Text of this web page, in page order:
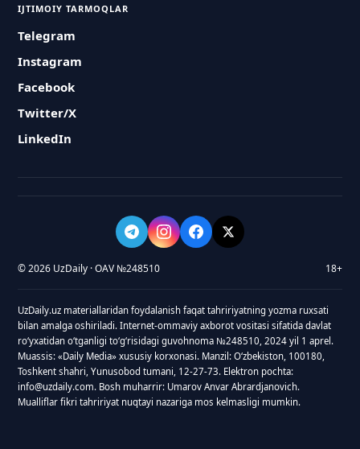
IJTIMOIY TARMOQLAR
Telegram
Instagram
Facebook
Twitter/X
LinkedIn
© 2026 UzDaily · OAV №248510 18+
UzDaily.uz materiallaridan foydalanish faqat tahririyatning yozma ruxsati
bilan amalga oshiriladi. Internet-ommaviy axborot vositasi sifatida davlat
roʻyxatidan oʻtganligi toʻgʻrisidagi guvohnoma №248510, 2024 yil 1 aprel.
Muassis: «Daily Media» xususiy korxonasi. Manzil: Oʻzbekiston, 100180,
Toshkent shahri, Yunusobod tumani, 12-27-73. Elektron pochta:
info@uzdaily.com. Bosh muharrir: Umarov Anvar Abrardjanovich.
Mualliflar fikri tahririyat nuqtayi nazariga mos kelmasligi mumkin.